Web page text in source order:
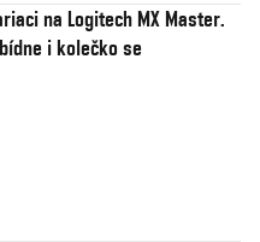
na Logitech MX Master.
i kolečko se